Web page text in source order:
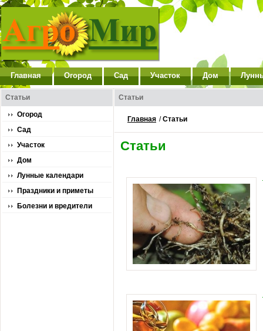
Главная Огород Сад Участок Дом
Статьи
Огород
Сад
Участок
Дом
Лунные календари
Праздники и приметы
Болезни и вредители
Статьи
Главная /Статьи
Статьи